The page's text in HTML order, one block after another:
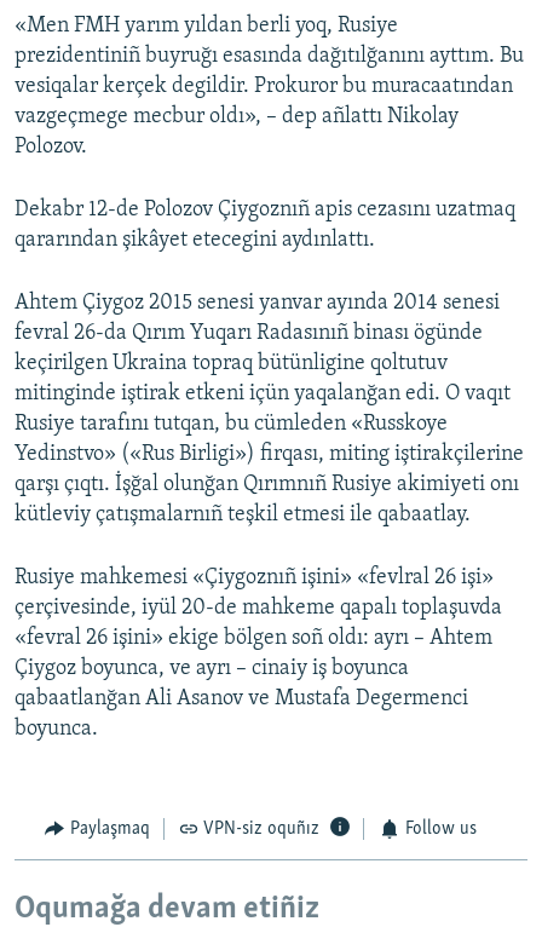
«Men FMH yarım yıldan berli yoq, Rusiye
prezidentiniñ buyruğı esasında dağıtılğanını ayttım. Bu
vesiqalar kerçek degildir. Prokuror bu muracaatından
vazgeçmege mecbur oldı», – dep añlattı Nikolay
Polozov.
Dekabr 12-de Polozov Çiygoznıñ apis cezasını uzatmaq
qararından şikâyet etecegini aydınlattı.
Ahtem Çiygoz 2015 senesi yanvar ayında 2014 senesi
fevral 26-da Qırım Yuqarı Radasınıñ binası ögünde
keçirilgen Ukraina topraq bütünligine qoltutuv
mitinginde iştirak etkeni içün yaqalanğan edi. O vaqıt
Rusiye tarafını tutqan, bu cümleden «Russkoye
Yedinstvo» («Rus Birligi») firqası, miting iştirakçilerine
qarşı çıqtı. İşğal olunğan Qırımnıñ Rusiye akimiyeti onı
kütleviy çatışmalarnıñ teşkil etmesi ile qabaatlay.
Rusiye mahkemesi «Çiygoznıñ işini» «fevlral 26 işi»
çerçivesinde, iyül 20-de mahkeme qapalı toplaşuvda
«fevral 26 işini» ekige bölgen soñ oldı: ayrı – Ahtem
Çiygoz boyunca, ve ayrı – cinaiy iş boyunca
qabaatlanğan Ali Asanov ve Mustafa Degermenci
boyunca.
Paylaşmaq VPN-siz oquñız Follow us
Oqumağa devam etiñiz